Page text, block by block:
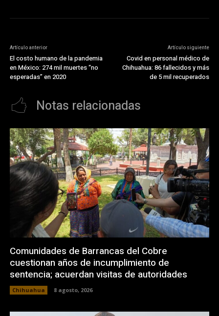
Artículo anterior
El costo humano de la pandemia
en México: 274 mil muertes “no
esperadas” en 2020
Artículo siguiente
Covid en personal médico de
Chihuahua: 86 fallecidos y más
de 5 mil recuperados
Notas relacionadas
Comunidades de Barrancas del Cobre
cuestionan años de incumplimiento de
sentencia; acuerdan visitas de autoridades
Chihuahua 8 agosto, 2026